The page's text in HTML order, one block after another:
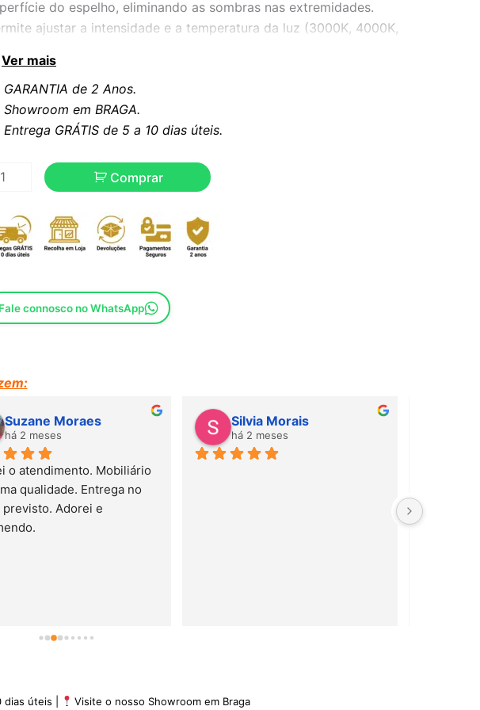
do espelho, eliminando as sombras nas extremidades.
ajustar a intensidade e a temperatura da luz (3000K, 4000K,
4 mm sem cobre, que proporciona um reflexo nítido e sem
A sua estrutura lateral em alumínio está disponível nos
preto, prateado ou dourado e inclui dois ganchos em
na parte traseira para uma instalação fácil e segura.
Ver mais
GARANTIA de 2 Anos.
Showroom em BRAGA.
Entrega GRÁTIS de 5 a 10 dias úteis.
Comprar
Fale connosco no WhatsApp
Suzane Moraes
há 2 meses
o atendimento. Mobiliário
qualidade. Entrega no
previsto. Adorei e
Silvia Morais
há 2 meses
rápido!
dias úteis | Visite o nosso Showroom em Braga